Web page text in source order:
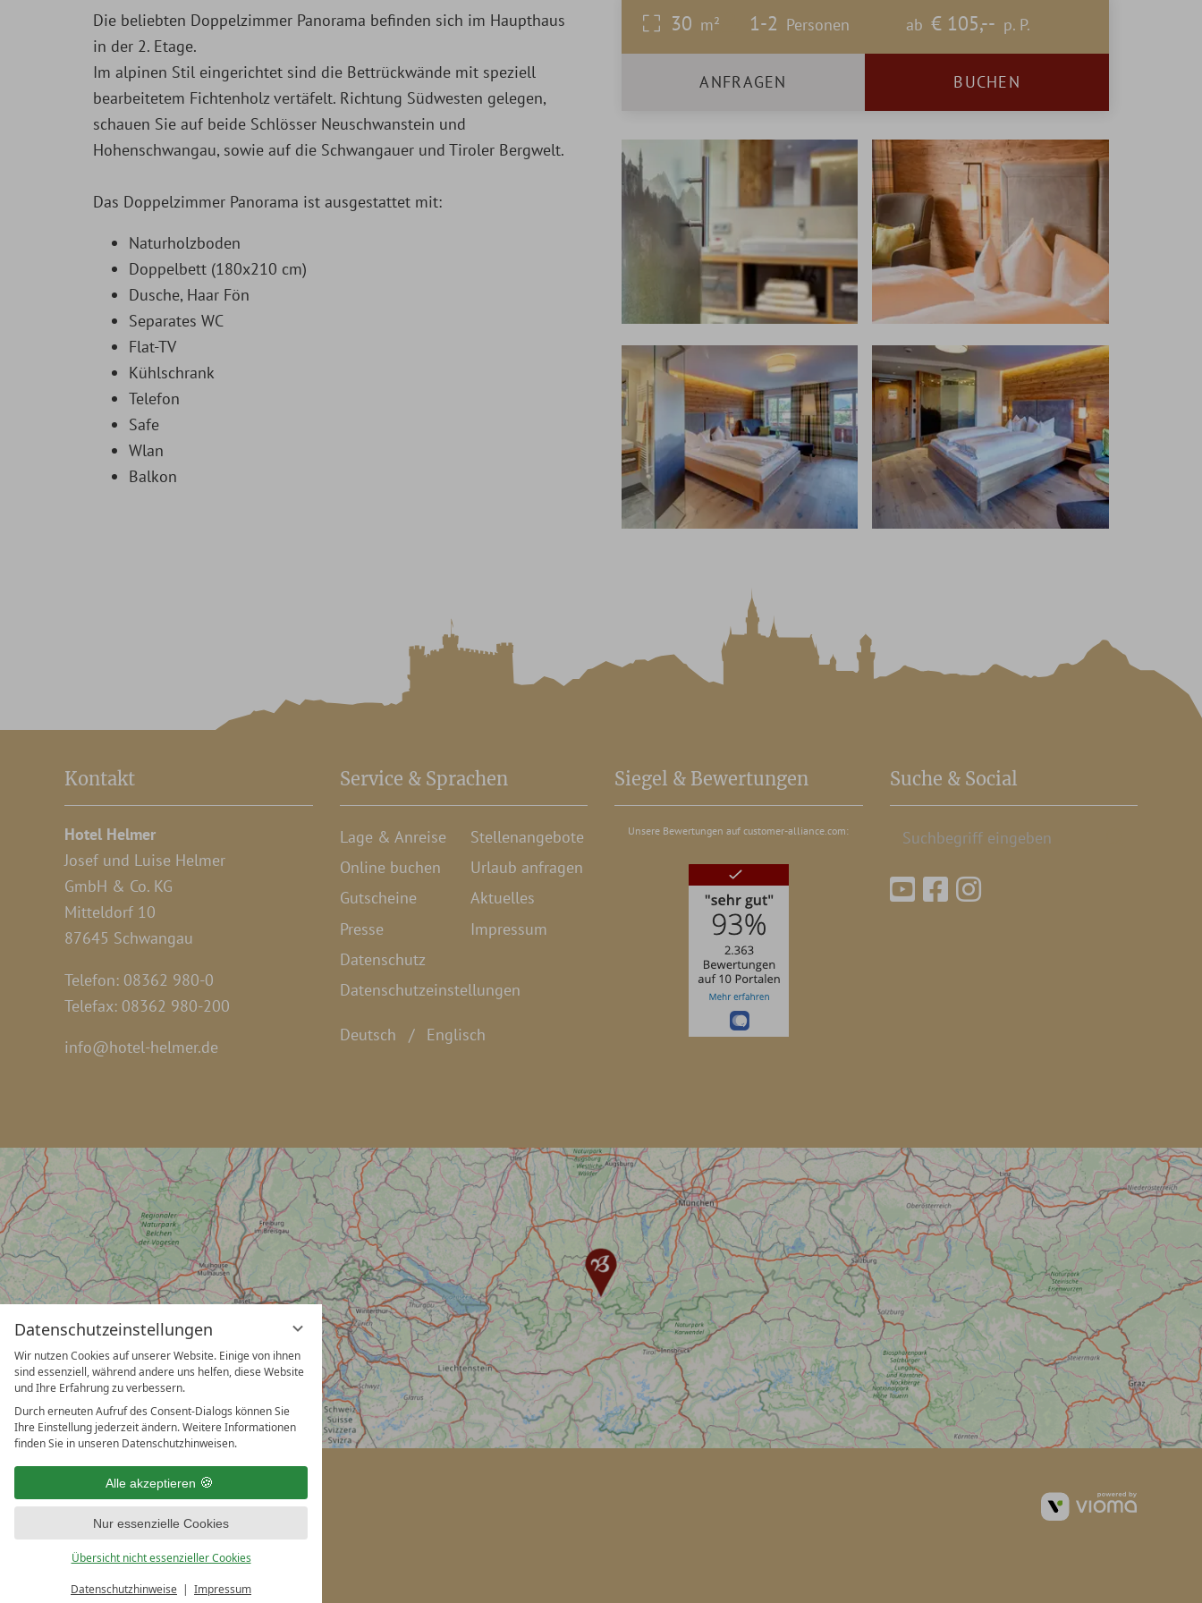
Datenschutzeinstellungen
Wir nutzen Cookies auf unserer Website. Einige von ihnen
sind essenziell, während andere uns helfen, diese Website
und Ihre Erfahrung zu verbessern.
Durch erneuten Aufruf des Consent-Dialogs können Sie
Ihre Einstellung jederzeit ändern. Weitere Informationen
finden Sie in unseren Datenschutzhinweisen.
Alle akzeptieren
Nur essenzielle Cookies
Übersicht nicht essenzieller Cookies
Datenschutzhinweise Impressum
Die beliebten Doppelzimmer Panorama befinden sich im Haupthaus
in der 2. Etage.
Im alpinen Stil eingerichtet sind die Bettrückwände mit speziell
bearbeitetem Fichtenholz vertäfelt. Richtung Südwesten gelegen,
schauen Sie auf beide Schlösser Neuschwanstein und
Hohenschwangau, sowie auf die Schwangauer und Tiroler Bergwelt.
Das Doppelzimmer Panorama ist ausgestattet mit:
Naturholzboden
Doppelbett (180x210 cm)
Dusche, Haar Fön
Separates WC
Flat-TV
Kühlschrank
Telefon
Safe
Wlan
Balkon
30 m² 1-2 Personen ab € 105,-- p. P.
ANFRAGEN BUCHEN
Kontakt
Hotel Helmer
Josef und Luise Helmer
GmbH & Co. KG
Mitteldorf 10
87645 Schwangau
Telefon: 08362 980-0
Telefax: 08362 980-200
info@hotel-helmer.de
Service & Sprachen
Lage & Anreise
Stellenangebote
Online buchen
Urlaub anfragen
Gutscheine
Aktuelles
Presse
Impressum
Datenschutz
Datenschutzeinstellungen
Deutsch Englisch
Siegel & Bewertungen
Unsere Bewertungen auf customer-alliance.com:
Suche & Social
Suchbegriff